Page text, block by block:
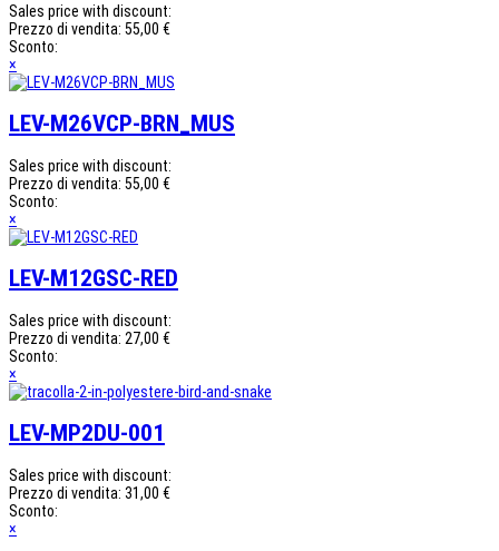
Sales price with discount:
Prezzo di vendita: 55,00 €
Sconto:
×
LEV-M26VCP-BRN_MUS
Sales price with discount:
Prezzo di vendita: 55,00 €
Sconto:
×
LEV-M12GSC-RED
Sales price with discount:
Prezzo di vendita: 27,00 €
Sconto:
×
LEV-MP2DU-001
Sales price with discount:
Prezzo di vendita: 31,00 €
Sconto:
×